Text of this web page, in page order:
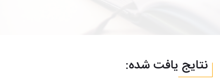
نتایج یافت شده: